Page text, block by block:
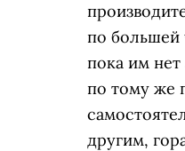
по большей
пока им
по тому же
другим,